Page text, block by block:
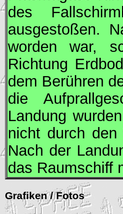
des
ausgestoßen.
worden war,
Richtung
dem Berühren
die
Landung
nicht durch
Nach der
das Raumschiff
Grafiken / Fotos